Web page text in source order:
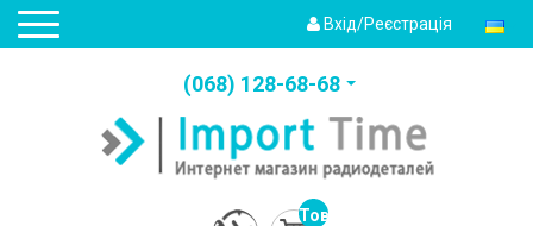
Вхід/Реєстрація
(‎068) 128-68-68
Товарів: